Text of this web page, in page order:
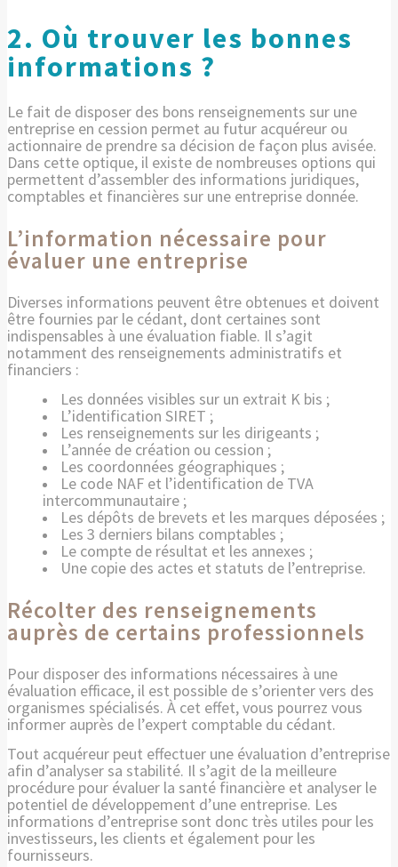
2. Où trouver les bonnes
informations ?
Le fait de disposer des bons renseignements sur une
entreprise en cession permet au futur acquéreur ou
actionnaire de prendre sa décision de façon plus avisée.
Dans cette optique, il existe de nombreuses options qui
permettent d’assembler des informations juridiques,
comptables et financières sur une entreprise donnée.
L’information nécessaire pour
évaluer une entreprise
Diverses informations peuvent être obtenues et doivent
être fournies par le cédant, dont certaines sont
indispensables à une évaluation fiable. Il s’agit
notamment des renseignements administratifs et
financiers :
Les données visibles sur un extrait K bis ;
L’identification SIRET ;
Les renseignements sur les dirigeants ;
L’année de création ou cession ;
Les coordonnées géographiques ;
Le code NAF et l’identification de TVA
intercommunautaire ;
Les dépôts de brevets et les marques déposées ;
Les 3 derniers bilans comptables ;
Le compte de résultat et les annexes ;
Une copie des actes et statuts de l’entreprise.
Récolter des renseignements
auprès de certains professionnels
Pour disposer des informations nécessaires à une
évaluation efficace, il est possible de s’orienter vers des
organismes spécialisés. À cet effet, vous pourrez vous
informer auprès de l’expert comptable du cédant.
Tout acquéreur peut effectuer une évaluation d’entreprise
afin d’analyser sa stabilité. Il s’agit de la meilleure
procédure pour évaluer la santé financière et analyser le
potentiel de développement d’une entreprise. Les
informations d’entreprise sont donc très utiles pour les
investisseurs, les clients et également pour les
fournisseurs.